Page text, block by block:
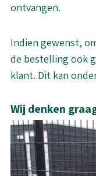
ontvangen.
Indien gewenst,
de bestelling ook
klant. Dit kan
Wij denken